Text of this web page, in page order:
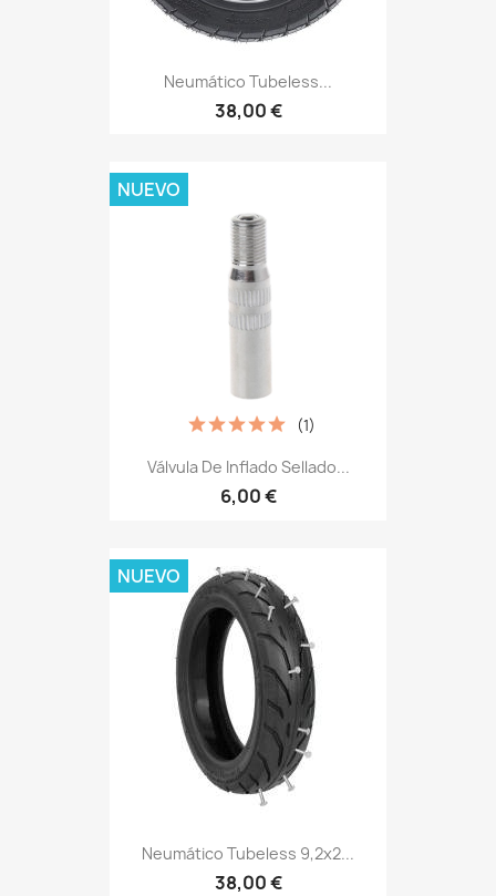
Neumático Tubeless...
38,00 €
Válvula De Inflado Sellado...
6,00 €
(1)
NUEVO
Neumático Tubeless 9,2x2...
38,00 €
NUEVO